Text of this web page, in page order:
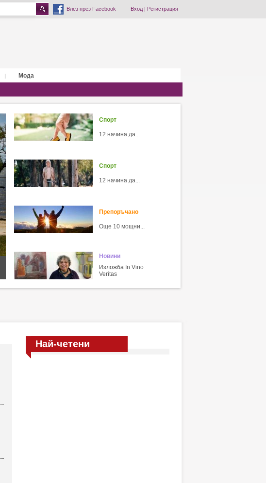
Влез през Facebook Вход| Регистрация
| Мода
Спорт
12 начина да...
Спорт
12 начина да...
Препоръчано
Още 10 мощни...
Новини
Изложба In Vino
Veritas
Най-четени